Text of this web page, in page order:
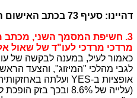
דהיינו: סעיף 73 בכתב האישום הוא שקר מוחלט!
3. חשיפת המסמך השני, מכתב
מרדכי מרדכי לעו"ד של שאול
כאמור לעיל, במענה לבקשה של
לגבי מהלכי "המיזוג", והצעד